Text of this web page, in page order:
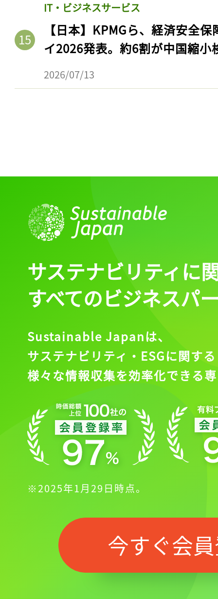
IT・ビジネスサービス
【日本】KPMGら、経済安全
イ2026発表。約6割が中国縮小
2026/07/13
記事をお気に入りに
ログインが必
サステナビリティに
すべてのビジネスパ
Sustainable Japanは、
サステナビリティ・ESGに関する
様々な情報収集を効率化できる
※2025年1月29日時点。
今すぐ会